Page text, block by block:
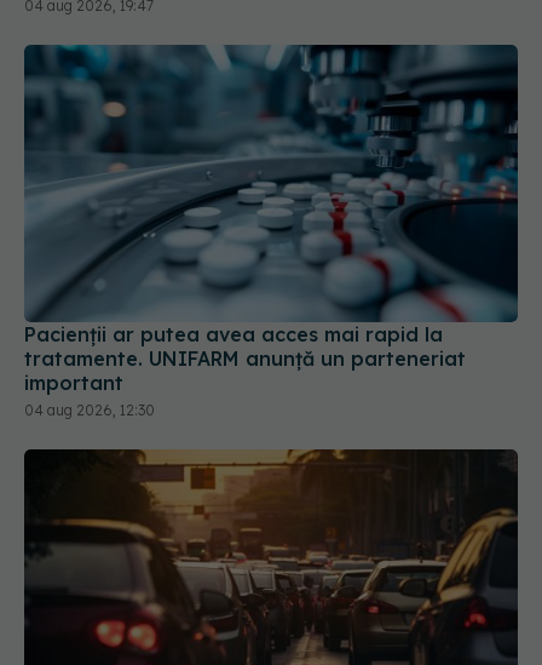
Pacienții ar putea avea acces mai rapid la
tratamente. UNIFARM anunță un parteneriat
important
04 aug 2026, 12:30
Noi reguli medicale pentru obținerea și reînnoirea
permisului de conducere. Ce se schimbă